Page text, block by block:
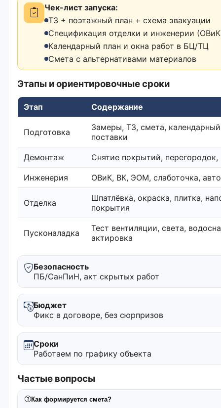
Чек-лист запуска:
ТЗ + поэтажный план + схема эвакуации
Спецификация отделки и инженерии
Календарный план и окна работ в БЦ/ТЦ
Смета с альтернативами материалов
Этапы и ориентировочные сроки
Этап Содержание
Подготовка
Замеры, ТЗ, смета,
поставки
Демонтаж Снятие покрытий,
Инженерия ОВиК, ВК, ЭОМ, слаботочка,
Отделка
Шпатлёвка, окраска, плитка,
покрытия
Пусконаладка
Тест вентиляции, света,
актировка
Безопасность
ПБ/СанПиН, акт скрытых работ
Бюджет
Фикс в договоре, без сюрпризов
Сроки
Работаем по графику объекта
Частые вопросы
Как формируется смета?